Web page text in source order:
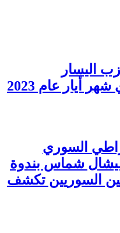
اليسار
أيار عام 2023
السوري
شماس بندوة
السوريين تكشف